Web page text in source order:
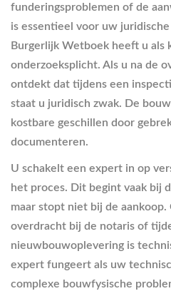
funderingsproblemen of de
is essentieel voor uw
Burgerlijk Wetboek heeft u als
onderzoeksplicht. Als u na de
ontdekt dat tijdens een
staat u juridisch zwak. De
kostbare geschillen door
documenteren.
U schakelt een expert in op
het proces. Dit begint vaak bij
maar stopt niet bij de
overdracht bij de notaris of
nieuwbouwoplevering is
expert fungeert als uw
complexe bouwfysische